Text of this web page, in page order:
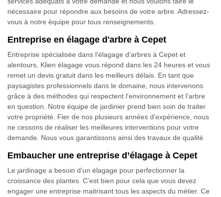
nécessaire pour répondre aux besoins de votre arbre. Adressez-
vous à notre équipe pour tous renseignements.
Entreprise en élagage d'arbre à Cepet
Entreprise spécialisée dans l'élagage d'arbres à Cepet et
alentours, Klien élagage vous répond dans les 24 heures et vous
remet un devis gratuit dans les meilleurs délais. En tant que
paysagistes professionnels dans le domaine, nous intervenons
grâce à des méthodes qui respectent l'environnement et l'arbre
en question. Notre équipe de jardinier prend bien soin de traiter
votre propriété. Fier de nos plusieurs années d'expérience, nous
ne cessons de réaliser les meilleures interventions pour votre
demande. Nous vous garantissons ainsi des travaux de qualité.
Embaucher une entreprise d’élagage à Cepet
Le jardinage a besoin d’un élagage pour perfectionner la
croissance des plantes. C’est bien pour cela que vous devez
engager une entreprise maitrisant tous les aspects du métier. Ce